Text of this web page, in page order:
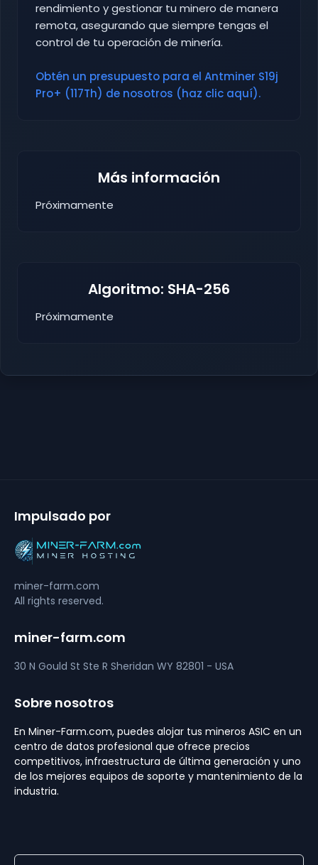
rendimiento y gestionar tu minero de manera
remota, asegurando que siempre tengas el
control de tu operación de minería.
Obtén un presupuesto para el Antminer S19j
Pro+ (117Th) de nosotros (haz clic aquí).
Más información
Próximamente
Algoritmo: SHA-256
Próximamente
Impulsado por
miner-farm.com
All rights reserved.
miner-farm.com
30 N Gould St Ste R Sheridan WY 82801 - USA
Sobre nosotros
En Miner-Farm.com, puedes alojar tus mineros ASIC en un
centro de datos profesional que ofrece precios
competitivos, infraestructura de última generación y uno
de los mejores equipos de soporte y mantenimiento de la
industria.